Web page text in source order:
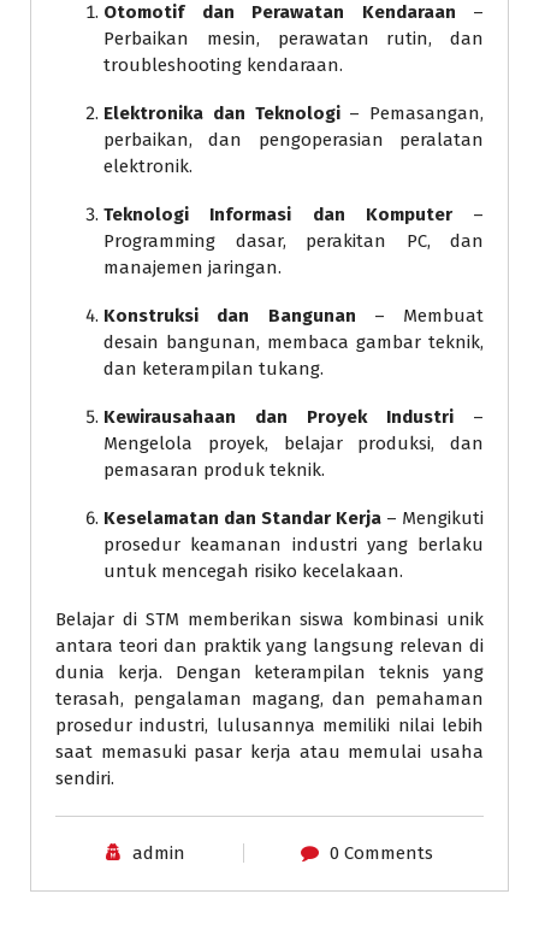
Otomotif dan Perawatan Kendaraan –
Perbaikan mesin, perawatan rutin, dan
troubleshooting kendaraan.
Elektronika dan Teknologi– Pemasangan,
perbaikan, dan pengoperasian peralatan
elektronik.
Teknologi Informasi dan Komputer–
Programming dasar, perakitan PC, dan
manajemen jaringan.
Konstruksi dan Bangunan – Membuat
desain bangunan, membaca gambar teknik,
dan keterampilan tukang.
Kewirausahaan dan Proyek Industri –
Mengelola proyek, belajar produksi, dan
pemasaran produk teknik.
Keselamatan dan Standar Kerja – Mengikuti
prosedur keamanan industri yang berlaku
untuk mencegah risiko kecelakaan.
Belajar di STM memberikan siswa kombinasi unik
antara teori dan praktik yang langsung relevan di
dunia kerja. Dengan keterampilan teknis yang
terasah, pengalaman magang, dan pemahaman
prosedur industri, lulusannya memiliki nilai lebih
saat memasuki pasar kerja atau memulai usaha
sendiri.
admin 0 Comments